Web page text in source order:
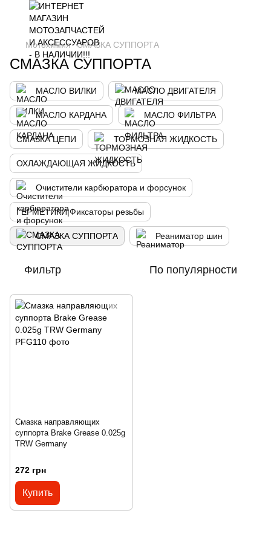
Мотохимия СМАЗКА СУППОРТА
СМАЗКА СУППОРТА
МАСЛО ВИЛКИ МАСЛО ДВИГАТЕЛЯ
МАСЛО КАРДАНА МАСЛО ФИЛЬТРА
СМАЗКА ЦЕПИ ТОРМОЗНАЯ ЖИДКОСТЬ
ОХЛАЖДАЮЩАЯ ЖИДКОСТЬ
Очистители карбюратора и форсунок
ГЕРМЕТИКИ|Фиксаторы резьбы
СМАЗКА СУППОРТА Реаниматор шин
Фильтр По популярности
Смазка направляющих
суппорта Brake Grease 0.025g
TRW Germany
272 грн
Купить